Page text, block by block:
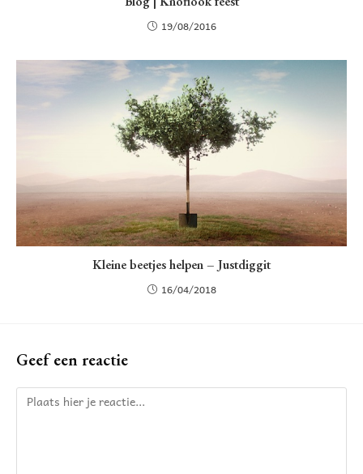
19/08/2016
Kleine beetjes helpen – Justdiggit
16/04/2018
Geef een reactie